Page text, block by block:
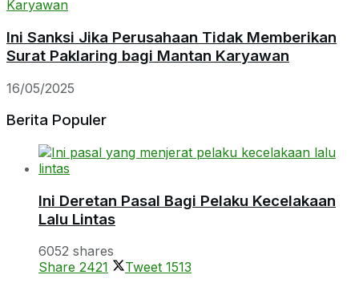
Ini Sanksi Jika Perusahaan Tidak Memberikan
Surat Paklaring bagi Mantan Karyawan
16/05/2025
Berita Populer
Ini Deretan Pasal Bagi Pelaku Kecelakaan
Lalu Lintas
6052 shares
Share 2421 Tweet 1513